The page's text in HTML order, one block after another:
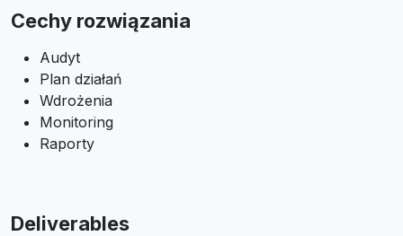
Cechy rozwiązania
Audyt
Plan działań
Wdrożenia
Monitoring
Raporty
Deliverables